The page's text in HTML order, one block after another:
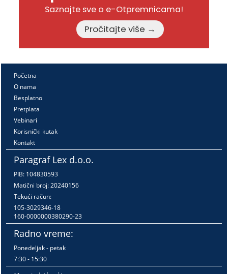
Saznajte sve o e-Otpremnicama!
Pročitajte više →
Početna
O nama
Besplatno
Pretplata
Vebinari
Korisnički kutak
Kontakt
Paragraf Lex d.o.o.
PIB: 104830593
Matični broj: 20240156
Tekući račun:
105-3029346-18
160-0000000380290-23
Radno vreme:
Ponedeljak - petak
7:30 - 15:30